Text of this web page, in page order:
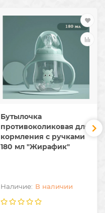
Бутылочка
противоколиковая для
кормления с ручками
180 мл "Жирафик"
В наличии